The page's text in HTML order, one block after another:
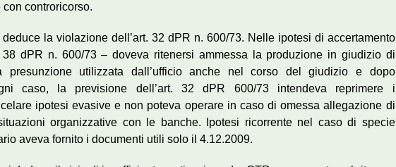
con controricorso.
la violazione dell’art. 32 dPR n. 600/73. Nelle ipotesi di accertamento
38 dPR n. 600/73 – doveva ritenersi ammessa la produzione in giudizio di
presunzione utilizzata dall’ufficio anche nel corso del giudizio e dopo
caso, la previsione dell’art. 32 dPR 600/73 intendeva reprimere i
ipotesi evasive e non poteva operare in caso di omessa allegazione di
organizzative con le banche. Ipotesi ricorrente nel caso di specie
aveva fornito i documenti utili solo il 4.12.2009.